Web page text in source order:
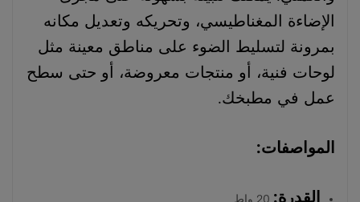
الإضاءة المغناطيسي، وتحريكه وتعديل مكانه
بمرونة لتسليط الضوء على مناطق معينة مثل
لوحات فنية، أو منتجات معروضة، أو حتى سطح
عمل في مطبخك.
المواصفات:
القدرة: